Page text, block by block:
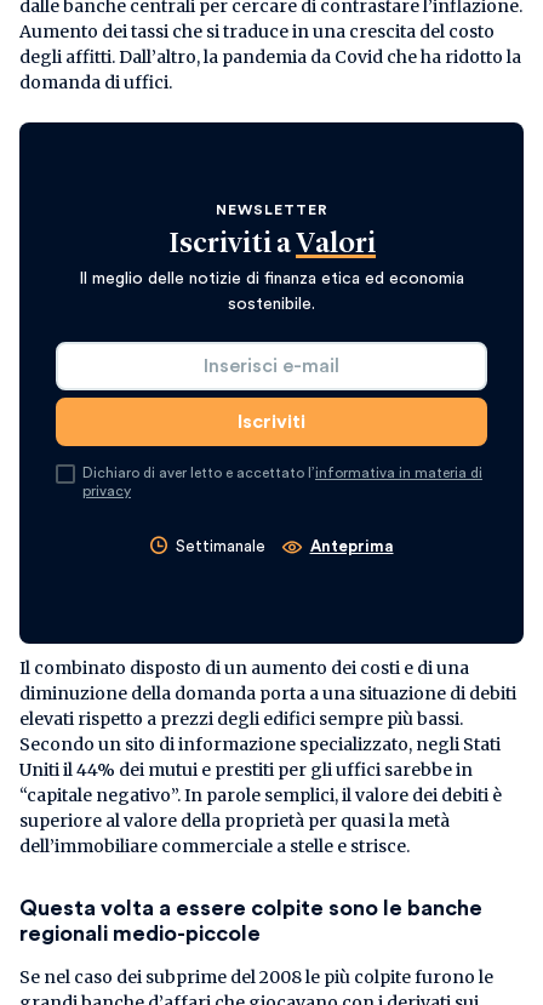
dalle banche centrali per cercare di contrastare l’inflazione.
Aumento dei tassi che si traduce in una crescita del costo
degli affitti. Dall’altro, la pandemia da Covid che ha ridotto la
domanda di uffici.
NEWSLETTER
Iscriviti a Valori
Il meglio delle notizie di finanza etica ed economia
sostenibile.
Dichiaro di aver letto e accettato l’informativa in materia di
privacy
Settimanale Anteprima
Il combinato disposto di un aumento dei costi e di una
diminuzione della domanda porta a una situazione di debiti
elevati rispetto a prezzi degli edifici sempre più bassi.
Secondo un sito di informazione specializzato, negli Stati
Uniti il 44% dei mutui e prestiti per gli uffici sarebbe in
“capitale negativo”. In parole semplici, il valore dei debiti è
superiore al valore della proprietà per quasi la metà
dell’immobiliare commerciale a stelle e strisce.
Questa volta a essere colpite sono le banche
regionali medio-piccole
Se nel caso dei subprime del 2008 le più colpite furono le